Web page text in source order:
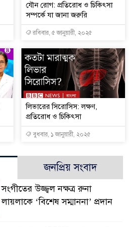
যৌন রোগ: প্রতিরোধ ও চিকিৎসা
সম্পর্কে যা জানা জরুরি
রবিবার, ৫ জানুয়ারী, ২০২৫
লিভারের সিরোসিস: লক্ষণ,
প্রতিরোধ ও চিকিৎসা
বুধবার, ১ জানুয়ারী, ২০২৫
জনপ্রিয় সংবাদ
সংগীতের উজ্জ্বল নক্ষত্র রুনা
লায়লাকে ‘বিশেষ সম্মাননা’ প্রদান